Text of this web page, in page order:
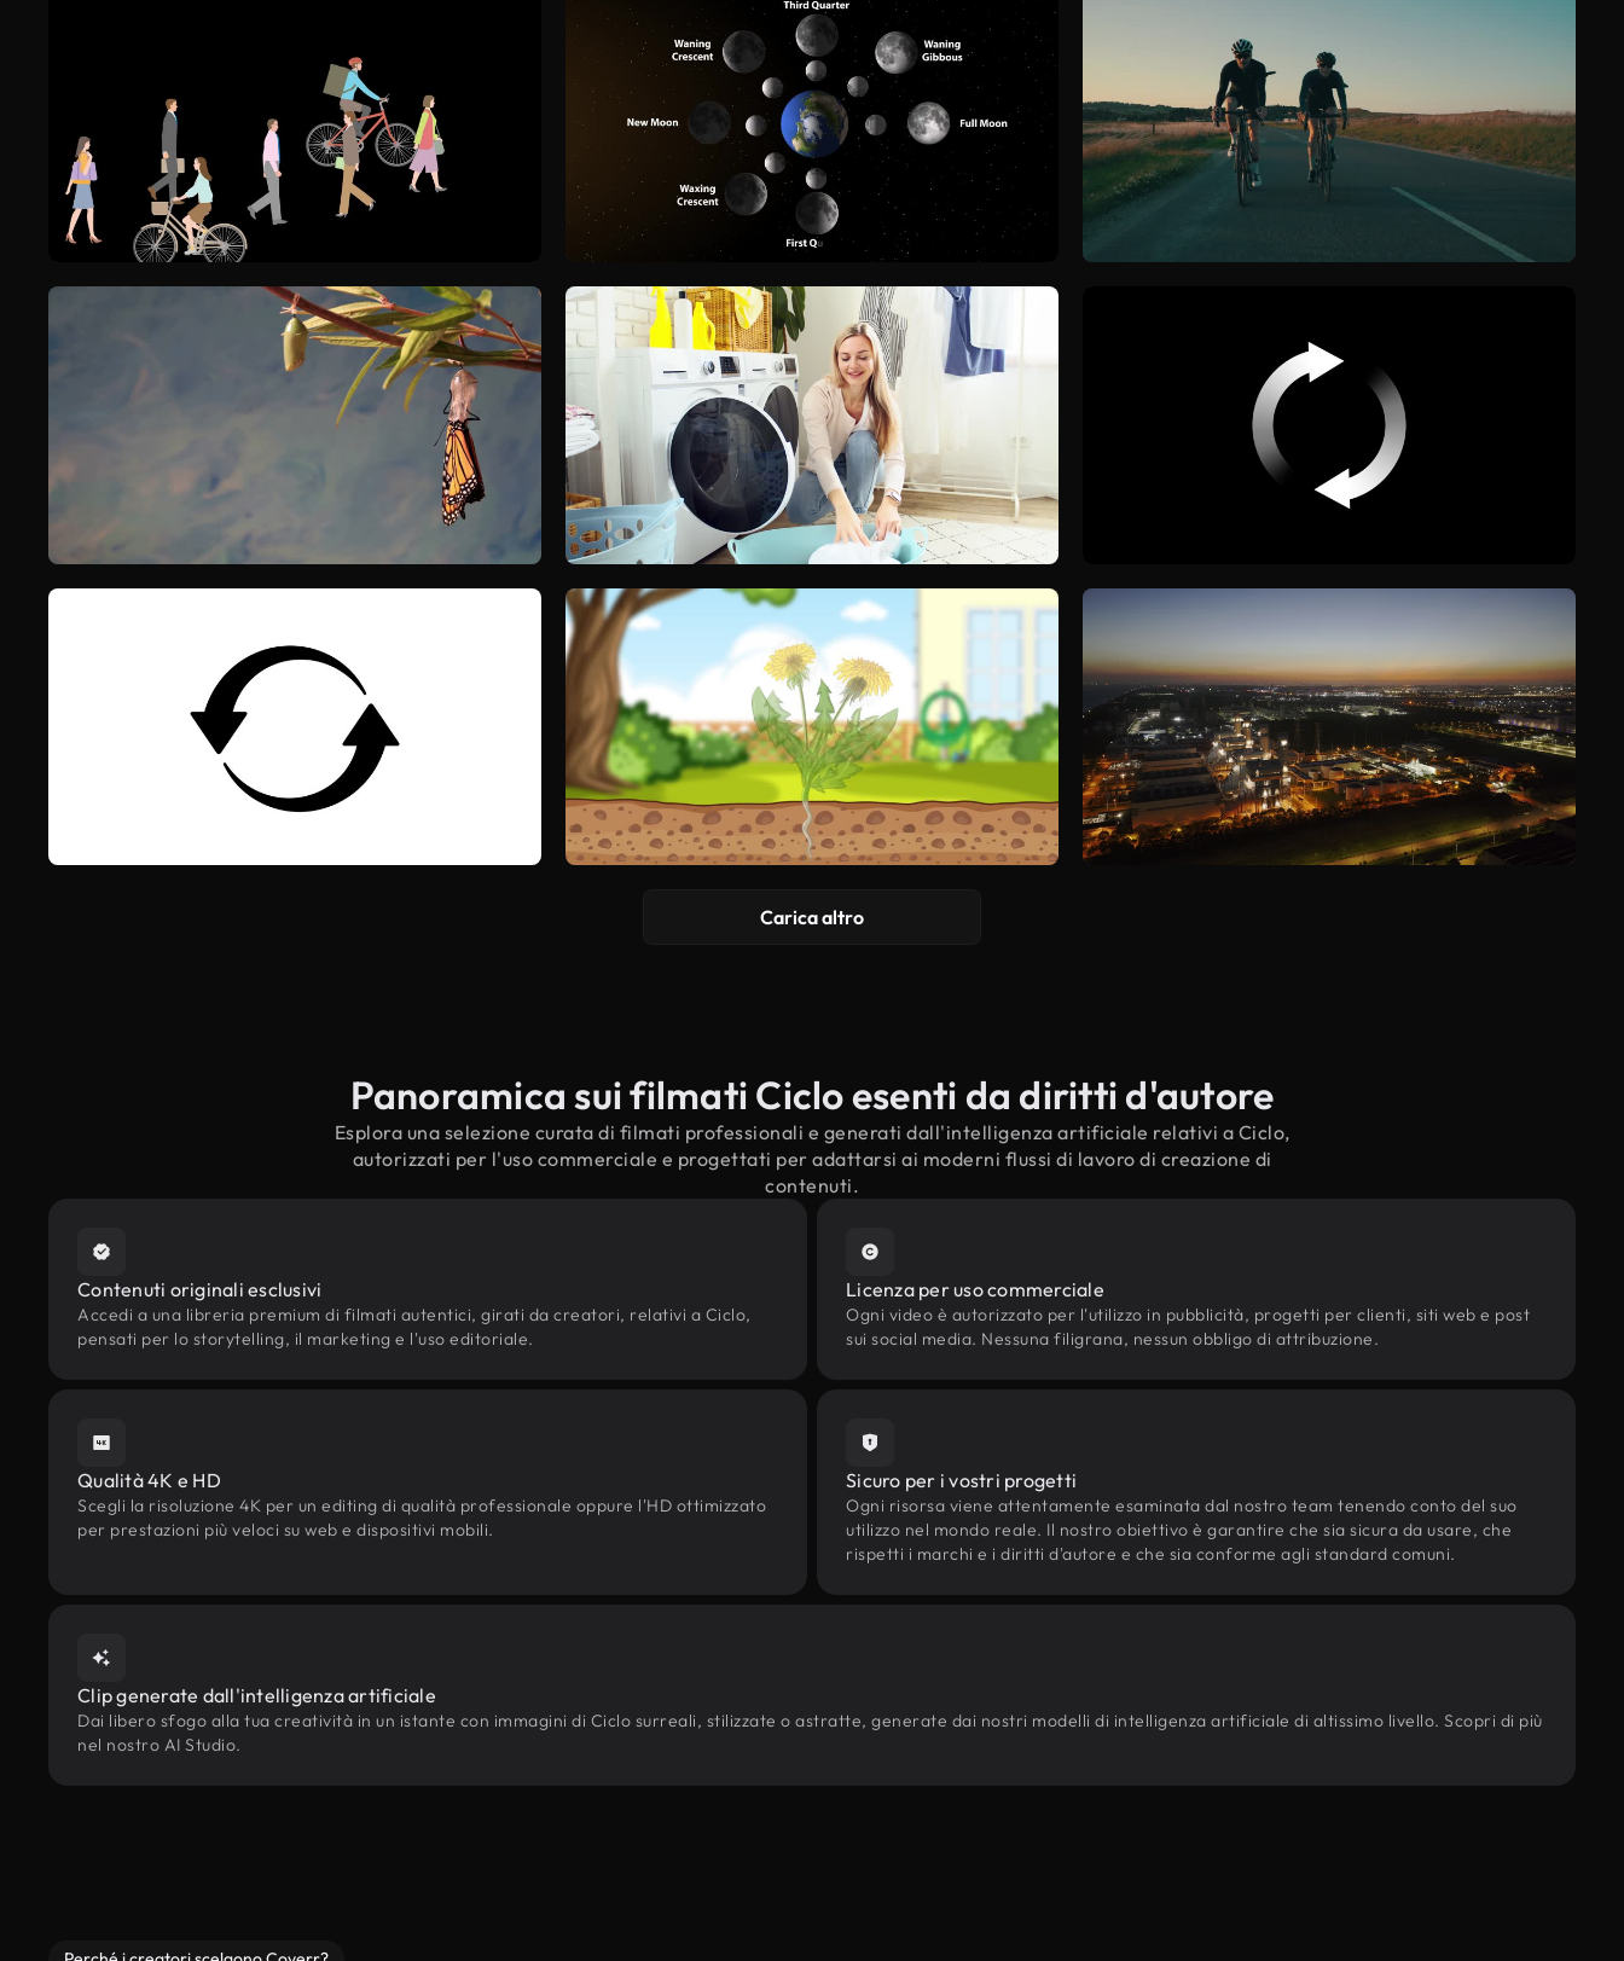
Carica altro
Panoramica sui filmati Ciclo esenti da diritti d'autore
Esplora una selezione curata di filmati professionali e generati dall'intelligenza artificiale relativi a Ciclo,
autorizzati per l'uso commerciale e progettati per adattarsi ai moderni flussi di lavoro di creazione di
contenuti.
Contenuti originali esclusivi
Accedi a una libreria premium di filmati autentici, girati da creatori, relativi a Ciclo,
pensati per lo storytelling, il marketing e l'uso editoriale.
Licenza per uso commerciale
Ogni video è autorizzato per l'utilizzo in pubblicità, progetti per clienti, siti web e post
sui social media. Nessuna filigrana, nessun obbligo di attribuzione.
Qualità 4K e HD
Scegli la risoluzione 4K per un editing di qualità professionale oppure l'HD ottimizzato
per prestazioni più veloci su web e dispositivi mobili.
Sicuro per i vostri progetti
Ogni risorsa viene attentamente esaminata dal nostro team tenendo conto del suo
utilizzo nel mondo reale. Il nostro obiettivo è garantire che sia sicura da usare, che
rispetti i marchi e i diritti d'autore e che sia conforme agli standard comuni.
Clip generate dall'intelligenza artificiale
Dai libero sfogo alla tua creatività in un istante con immagini di Ciclo surreali, stilizzate o astratte, generate dai nostri modelli di intelligenza artificiale di altissimo livello. Scopri di più
nel nostro AI Studio.